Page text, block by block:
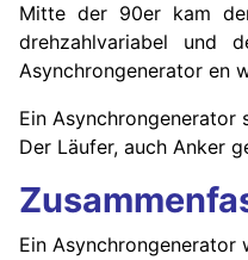
Mitte der 90er kam
drehzahlvariabel und
Asynchrongenerator en
Ein Asynchrongenerator
Der Läufer, auch Anker
Ein Asynchrongenerator